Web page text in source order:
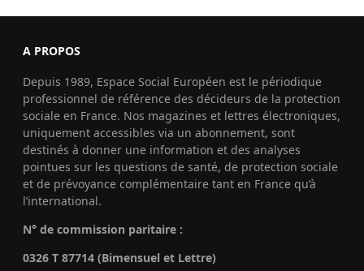
A PROPOS
Depuis 1989, Espace Social Européen est le périodique
professionnel de référence des décideurs de la protection
sociale en France. Nos magazines et lettres électroniques,
uniquement accessibles via un abonnement, sont
destinés à donner une information et des analyses
pointues sur les questions de santé, de protection sociale
et de prévoyance complémentaire tant en France qu’à
l’international.
N° de commission paritaire :
0326 T 87714 (Bimensuel et Lettre)